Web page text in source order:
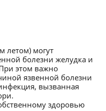
летом) могут
болезни желудка и
этом важно
язвенной болезни
вызванная
здоровью